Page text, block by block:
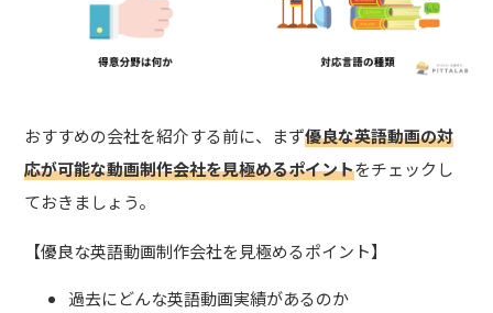
おすすめの会社を紹介する前に、まず優良な英語動画の対
応が可能な動画制作会社を見極めるポイントをチェックし
ておきましょう。
【優良な英語動画制作会社を見極めるポイント】
過去にどんな英語動画実績があるのか